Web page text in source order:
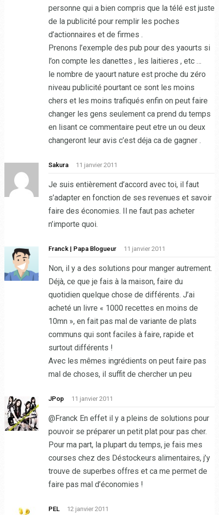
personne qui a bien compris que la télé est juste
de la publicité pour remplir les poches
d’actionnaires et de firmes .
Prenons l’exemple des pub pour des yaourts si
l’on compte les danettes , les laitieres , etc …
le nombre de yaourt nature est proche du zéro
niveau publicité pourtant ce sont les moins
chers et les moins trafiqués enfin on peut faire
changer les gens seulement ca prend du temps
en lisant ce commentaire peut etre un ou deux
changeront leur avis c’est déja ca de gagner .
Sakura 11 janvier 2011
Je suis entièrement d’accord avec toi, il faut
s’adapter en fonction de ses revenues et savoir
faire des économies. Il ne faut pas acheter
n’importe quoi.
Franck | Papa Blogueur 11 janvier 2011
Non, il y a des solutions pour manger autrement.
Déjà, ce que je fais à la maison, faire du
quotidien quelque chose de différents. J’ai
acheté un livre « 1000 recettes en moins de
10mn », en fait pas mal de variante de plats
communs qui sont faciles à faire, rapide et
surtout différents !
Avec les mêmes ingrédients on peut faire pas
mal de choses, il suffit de chercher un peu
JPop 11 janvier 2011
@Franck En effet il y a pleins de solutions pour
pouvoir se préparer un petit plat pour pas cher.
Pour ma part, la plupart du temps, je fais mes
courses chez des Déstockeurs alimentaires, j’y
trouve de superbes offres et ca me permet de
faire pas mal d’économies !
PEL 12 janvier 2011